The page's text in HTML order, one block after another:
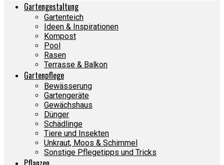
Gartengestaltung
Gartenteich
Ideen & Inspirationen
Kompost
Pool
Rasen
Terrasse & Balkon
Gartenpflege
Bewässerung
Gartengeräte
Gewächshaus
Dünger
Schädlinge
Tiere und Insekten
Unkraut, Moos & Schimmel
Sonstige Pflegetipps und Tricks